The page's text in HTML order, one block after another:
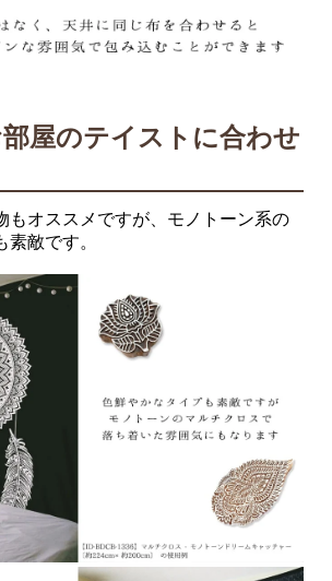
屋のテイストに合わせ
もオススメですが、モノトーン系の
敵です。